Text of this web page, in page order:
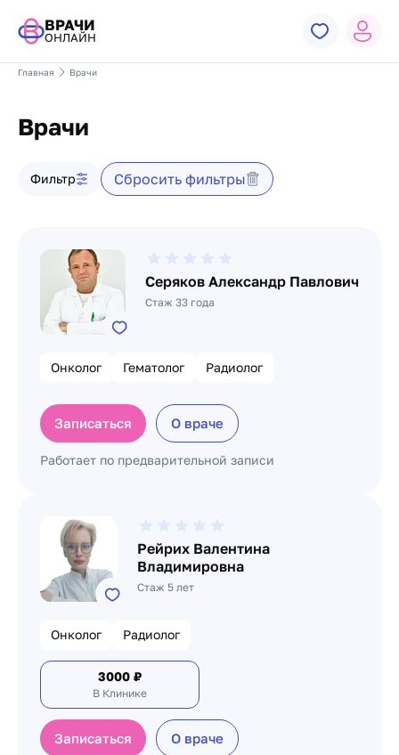
ВРАЧИ
ОНЛАЙН
Главная Врачи
Врачи
Фильтр врачей
Фильтр Сбросить фильтры
Серяков Александр Павлович
Стаж 33 года
Онколог Гематолог Радиолог
Записаться О враче
Работает по предварительной записи
Рейрих Валентина
Владимировна
Стаж 5 лет
Онколог Радиолог
3000 ₽
В Клинике
Записаться О враче